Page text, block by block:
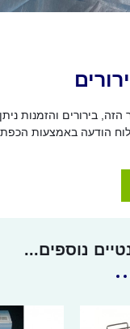
הזה, בירורים והזמנות
נוספים...